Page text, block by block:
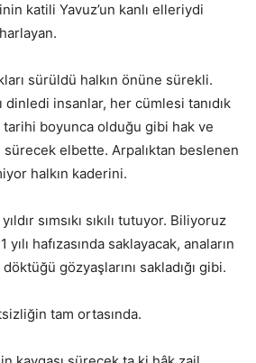
katili Yavuz’un kanlı elleriydi
sürüldü halkın önüne sürekli.
dinledi insanlar, her cümlesi tanıdık
tarihi boyunca olduğu gibi hak ve
elbette. Arpalıktan beslenen
halkın kaderini.
sımsıkı sıkılı tutuyor. Biliyoruz
hafızasında saklayacak, anaların
gözyaşlarını sakladığı gibi.
tam ortasında.